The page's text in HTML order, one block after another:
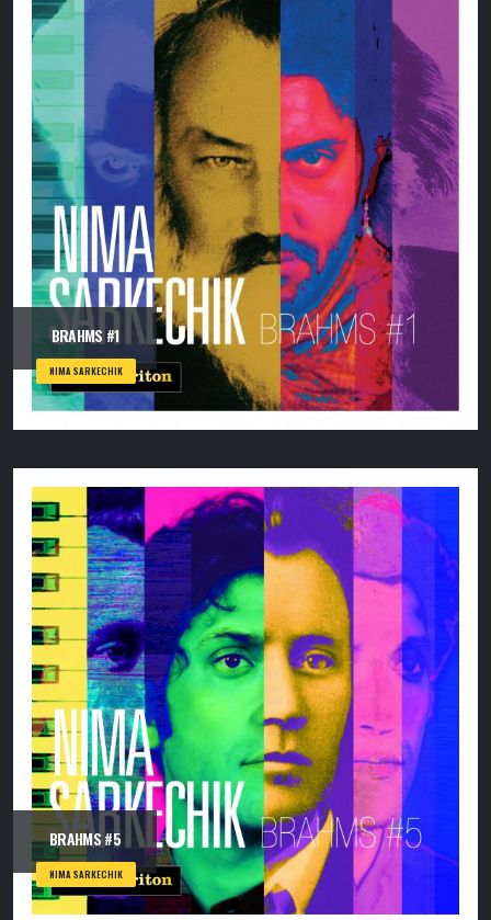
BRAHMS #1
NIMA SARKECHIK
BRAHMS #5
NIMA SARKECHIK